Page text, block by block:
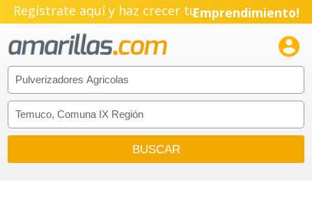
Regístrate aquí y haz crecer tuEmprendimiento!
